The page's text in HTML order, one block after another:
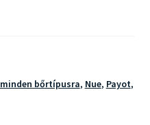
minden bőrtípusra, Nue, Payot,